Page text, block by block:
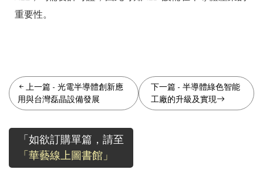
重要性。
上一篇 - 光電半導體創新應
用與台灣磊晶設備發展
下一篇 -半導體綠色智能
工廠的升級及實現
「如欲訂購單篇，請至
「華藝線上圖書館」